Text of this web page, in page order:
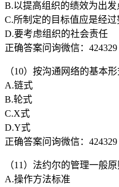
B.以提高组织的绩效为出发
C.所制定的目标值应是经
D.要考虑组织的社会责任
正确答案问询微信：424329
（10）按沟通网络的基本
A.链式
B.轮式
C.X式
D.Y式
正确答案问询微信：424329
（11）法约尔的管理一般原
A.操作方法标准